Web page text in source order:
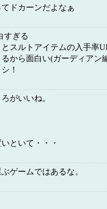
ドカーンだよなぁ
すぎる
スルトアイテムの入手率
から面白い(ガーディアン
！
がいいね。
といて・・・
ゲームではあるな。